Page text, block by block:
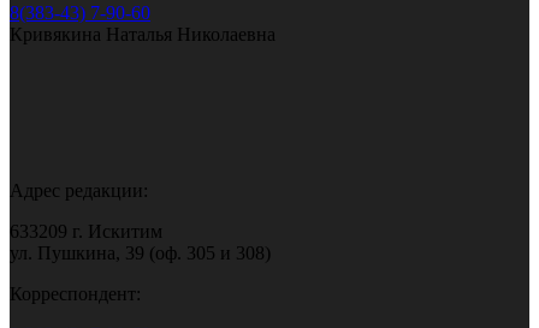
8(383-43) 7-90-60
Кривякина Наталья Николаевна
Адрес редакции:
633209 г. Искитим
ул. Пушкина, 39 (оф. 305 и 308)
Корреспондент: